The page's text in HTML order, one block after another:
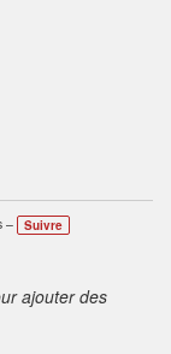
– Suivre
ajouter des